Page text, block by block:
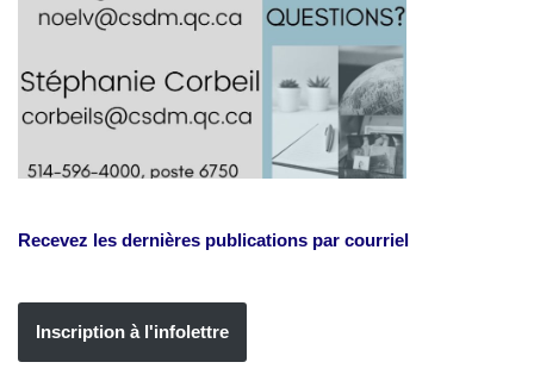
Recevez les dernières publications par courriel
Inscription à l'infolettre